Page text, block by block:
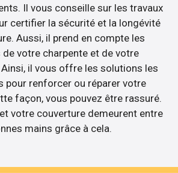
Il vous conseille sur les travaux
certifier la sécurité et la longévité
Aussi, il prend en compte les
votre charpente et de votre
il vous offre les solutions les
pour renforcer ou réparer votre
façon, vous pouvez être rassuré.
votre couverture demeurent entre
mains grâce à cela.